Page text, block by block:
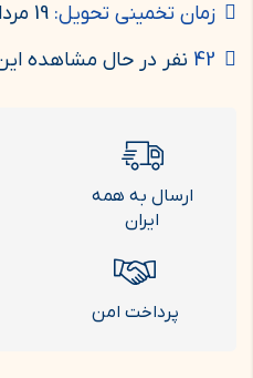
زمان تخمینی تحویل: 19 مرداد - 23 مرداد
42 نفر در حال مشاهده
ارسال به همه
ایران
پرداخت امن